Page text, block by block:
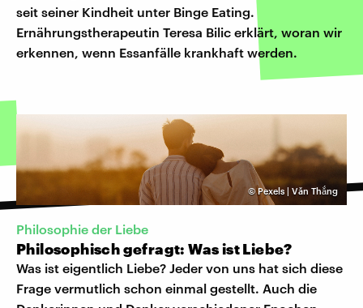
seit seiner Kindheit unter Binge Eating.
Ernährungstherapeutin Teresa Bilic erklärt, woran wir
erkennen, wenn Essanfälle krankhaft werden.
©Pexels | Văn Thắng
Philosophie der Liebe
Philosophisch gefragt: Was ist Liebe?
Was ist eigentlich Liebe? Jeder von uns hat sich diese
Frage vermutlich schon einmal gestellt. Auch die